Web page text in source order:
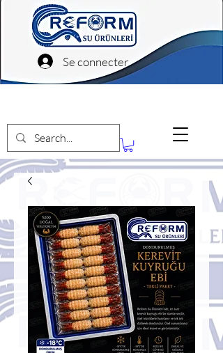
Se connecter